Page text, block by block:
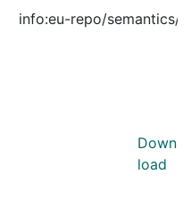
info:eu-repo/semantics/
Down
load